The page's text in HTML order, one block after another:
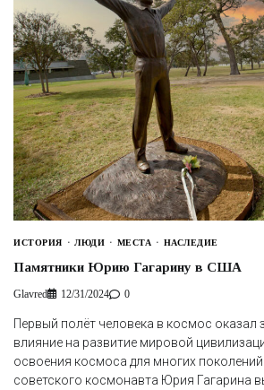
ИСТОРИЯ ЛЮДИ МЕСТА НАСЛЕДИЕ
Памятники Юрию Гагарину в США
Glavred 12/31/2024 0
Первый полёт человека в космос оказал
влияние на развитие мировой
освоения космоса для многих
советского космонавта Юрия Гагарина